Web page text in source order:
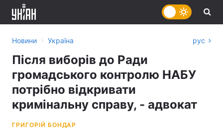
Новини › Україна рус
Після виборів до Ради
громадського контролю НАБУ
потрібно відкривати
кримінальну справу, - адвокат
ГРИГОРІЙ БОНДАР